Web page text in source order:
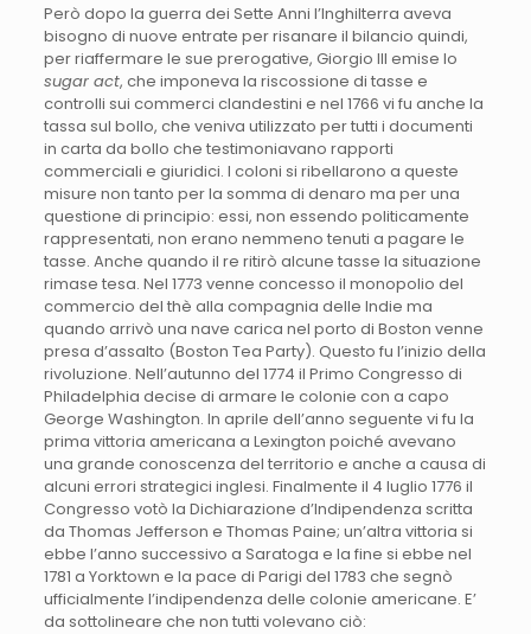
Però dopo la guerra dei Sette Anni l’Inghilterra aveva
bisogno di nuove entrate per risanare il bilancio quindi,
per riaffermare le sue prerogative, Giorgio III emise lo
sugar act, che imponeva la riscossione di tasse e
controlli sui commerci clandestini e nel 1766 vi fu anche la
tassa sul bollo, che veniva utilizzato per tutti i documenti
in carta da bollo che testimoniavano rapporti
commerciali e giuridici. I coloni si ribellarono a queste
misure non tanto per la somma di denaro ma per una
questione di principio: essi, non essendo politicamente
rappresentati, non erano nemmeno tenuti a pagare le
tasse. Anche quando il re ritirò alcune tasse la situazione
rimase tesa. Nel 1773 venne concesso il monopolio del
commercio del thè alla compagnia delle Indie ma
quando arrivò una nave carica nel porto di Boston venne
presa d’assalto (Boston Tea Party). Questo fu l’inizio della
rivoluzione. Nell’autunno del 1774 il Primo Congresso di
Philadelphia decise di armare le colonie con a capo
George Washington. In aprile dell’anno seguente vi fu la
prima vittoria americana a Lexington poiché avevano
una grande conoscenza del territorio e anche a causa di
alcuni errori strategici inglesi. Finalmente il 4 luglio 1776 il
Congresso votò la Dichiarazione d’Indipendenza scritta
da Thomas Jefferson e Thomas Paine; un’altra vittoria si
ebbe l’anno successivo a Saratoga e la fine si ebbe nel
1781 a Yorktown e la pace di Parigi del 1783 che segnò
ufficialmente l’indipendenza delle colonie americane. E’
da sottolineare che non tutti volevano ciò: